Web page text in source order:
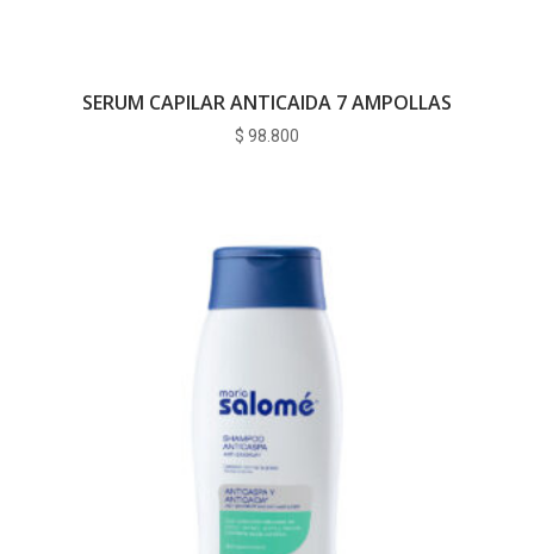
SERUM CAPILAR ANTICAIDA 7 AMPOLLAS
$ 98.800